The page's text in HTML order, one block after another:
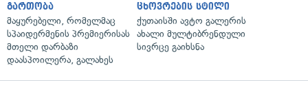
გართობა
მაყურებელი, რომელმაც
სპაიდერმენის პრემიერისას
მთელი დარბაზი
დაასპოილერა, გალახეს
ცხოვრების სტილი
ქუთაისში ავტო გალერის
ახალი მულტიბრენდული
სივრცე გაიხსნა